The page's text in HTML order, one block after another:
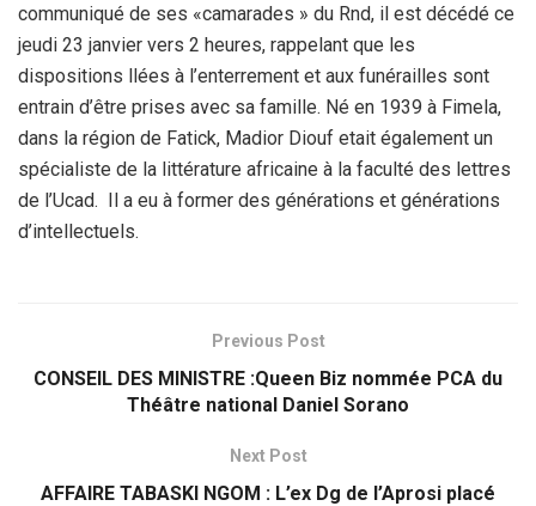
communiqué de ses «camarades » du Rnd, il est décédé ce
jeudi 23 janvier vers 2 heures, rappelant que les
dispositions llées à l’enterrement et aux funérailles sont
entrain d’être prises avec sa famille. Né en 1939 à Fimela,
dans la région de Fatick, Madior Diouf etait également un
spécialiste de la littérature africaine à la faculté des lettres
de l’Ucad. Il a eu à former des générations et générations
d’intellectuels.
Previous Post
CONSEIL DES MINISTRE :Queen Biz nommée PCA du
Théâtre national Daniel Sorano
Next Post
AFFAIRE TABASKI NGOM : L’ex Dg de l’Aprosi placé